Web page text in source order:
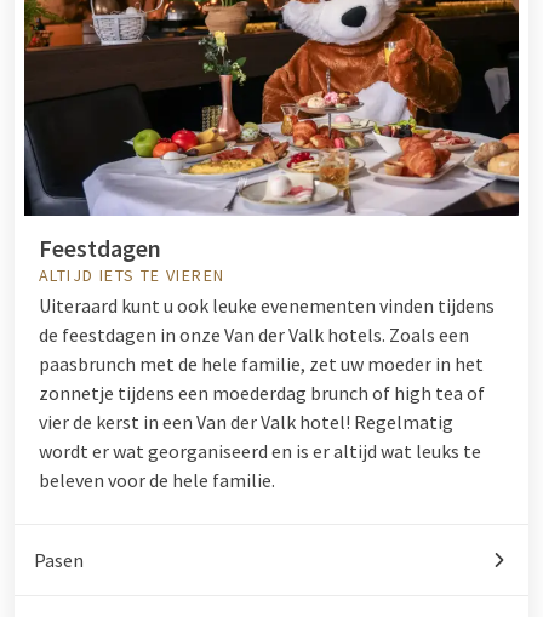
Feestdagen
ALTIJD IETS TE VIEREN
Uiteraard kunt u ook leuke evenementen vinden tijdens
de feestdagen in onze Van der Valk hotels. Zoals een
paasbrunch met de hele familie, zet uw moeder in het
zonnetje tijdens een moederdag brunch of high tea of
vier de kerst in een Van der Valk hotel! Regelmatig
wordt er wat georganiseerd en is er altijd wat leuks te
beleven voor de hele familie.
Pasen